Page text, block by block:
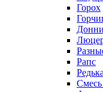
Горох
Рапс
Смесь